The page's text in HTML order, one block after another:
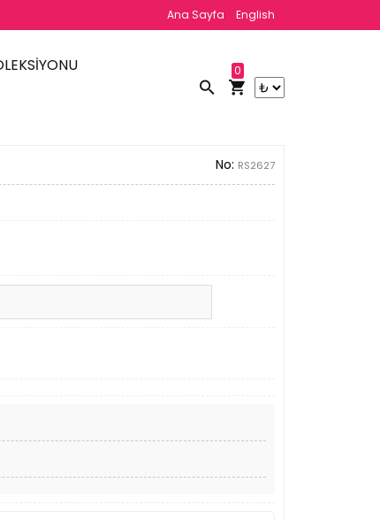
Ana Sayfa English
0
No: RS2627